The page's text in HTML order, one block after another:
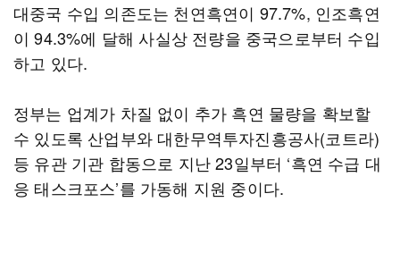
대중국 수입 의존도는 천연흑연이 97.7%, 인조흑연
이 94.3%에 달해 사실상 전량을 중국으로부터 수입
하고 있다.
정부는 업계가 차질 없이 추가 흑연 물량을 확보할
수 있도록 산업부와 대한무역투자진흥공사(코트라)
등 유관 기관 합동으로 지난 23일부터 ‘흑연 수급 대
응 태스크포스’를 가동해 지원 중이다.